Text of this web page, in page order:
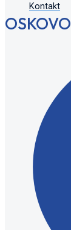
Kontakt
OSKOVO